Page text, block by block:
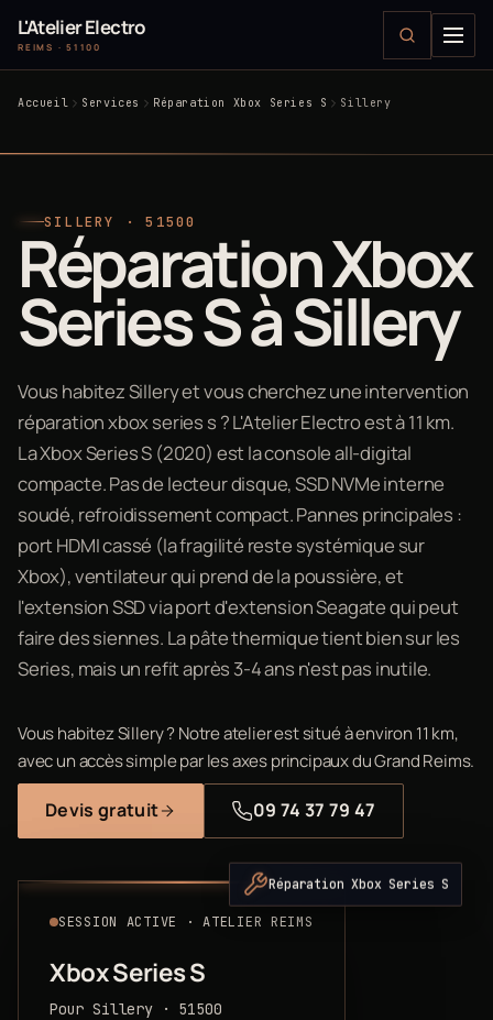
L'Atelier Electro
REIMS · 51100
Accueil Services Réparation Xbox Series S Sillery
SILLERY · 51500
Réparation Xbox
Series S à Sillery
Vous habitez Sillery et vous cherchez une intervention
réparation xbox series s ? L'Atelier Electro est à 11 km.
La Xbox Series S (2020) est la console all-digital
compacte. Pas de lecteur disque, SSD NVMe interne
soudé, refroidissement compact. Pannes principales :
port HDMI cassé (la fragilité reste systémique sur
Xbox), ventilateur qui prend de la poussière, et
l'extension SSD via port d'extension Seagate qui peut
faire des siennes. La pâte thermique tient bien sur les
Series, mais un refit après 3-4 ans n'est pas inutile.
Vous habitez Sillery ? Notre atelier est situé à environ 11 km,
avec un accès simple par les axes principaux du Grand Reims.
Devis gratuit 09 74 37 79 47
SESSION ACTIVE · ATELIER REIMS
Xbox Series S
Pour Sillery · 51500
Réparation Xbox Series S